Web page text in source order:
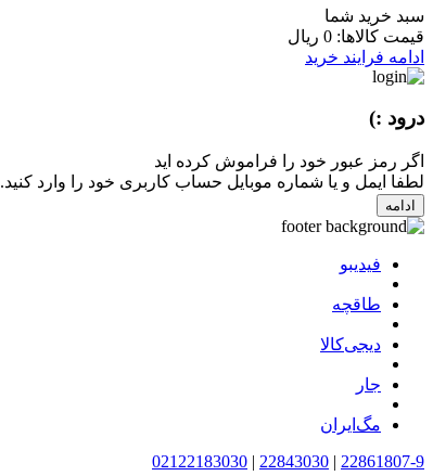
سبد خرید شما
قیمت کالاها: 0 ریال
ادامه فرایند خرید
درود :)
اگر رمز عبور خود را فراموش کرده اید
لطفا ایمل و یا شماره موبایل حساب کاربری خود را وارد کنید.
ادامه
فیدیبو
طاقچه
دیجی‌کالا
جار
مگ‌ایران
22861807-9
|
22843030
|
02122183030